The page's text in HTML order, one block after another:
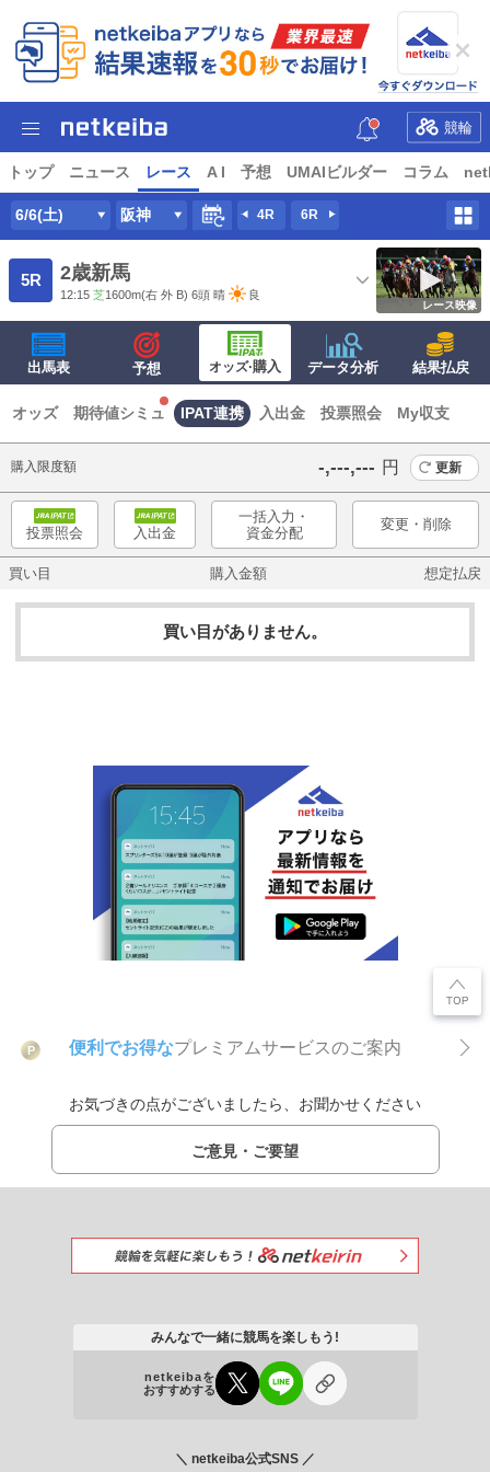
競輪
トップ ニュース レース A I 予想 UMAIビルダー コラム
6/6(土) 阪神 4R 6R
5R 2歳新馬
12:15 芝1600m(右 外 B) 6頭 晴 良
レース映像
出馬表 予想 オッズ·購入 データ分析 結果払戻
オッズ 期待値シミュ IPAT連携 入出金 投票照会 My収支
購入限度額 ‐,‐‐‐,‐‐‐ 円 更新
投票照会 入出金
一括入力・
資金分配
変更・削除
買い目 購入金額 想定払戻
買い目がありません。
P 便利でお得なプレミアムサービスのご案内
お気づきの点がございましたら、お聞かせください
ご意見・ご要望
みんなで一緒に競馬を楽しもう!
netkeibaを
おすすめする
＼ netkeiba公式SNS ／